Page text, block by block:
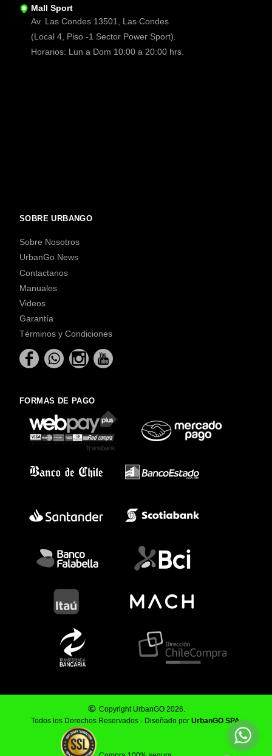
Mall Sport
Av. Las Condes 13501, Las Condes
(Local 4, Piso -1 Sector Power Sport).
Horarios: Lun a Dom 10:00 a 20:00 hrs.
SOBRE URBANGO
Sobre Nosotros
UrbanGo News
Contactanos
Manuales
Videos
Garantía
Términos y Condiciones
FORMAS DE PAGO
Copyright UrbanGO 2026.
Todos los Derechos Reservados - Diseñado por UrbanGO SPA.